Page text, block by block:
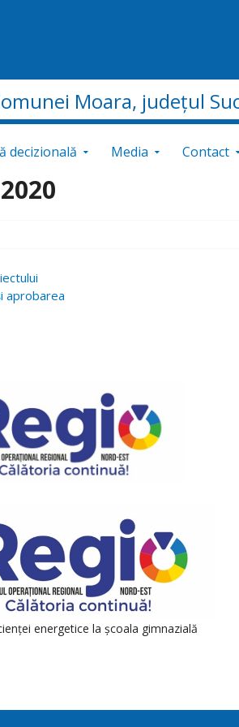
Moara, județul
decizională Media Contact
aprobarea
energetice la școala gimnazială